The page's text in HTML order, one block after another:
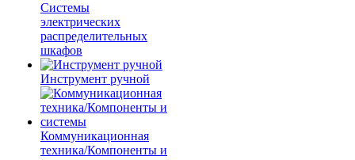
Системы
электрических
распределительных
шкафов
Инструмент ручной
Коммуникационная
техника/Компоненты и